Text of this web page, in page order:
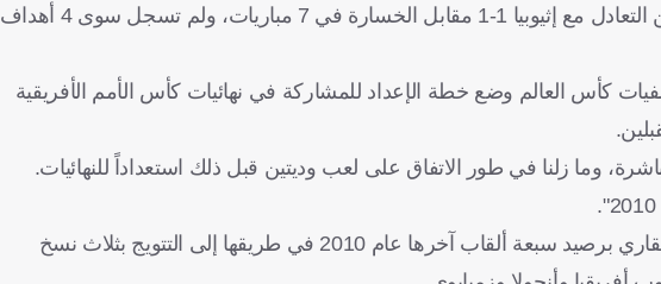
وتحتل جيبوتي المركز الأخير في المجموعة برصيد نقطة واحدة من التعادل مع إثيوبيا 1-1 مقابل الخسارة في 7 مباريات، ولم تسجل سوى 4 أهداف
كأس العالم وضع خطة الإعداد للمشاركة في نهائيات كأس الأمم الأفريقية
وما زلنا في طور الاتفاق على لعب وديتين قبل ذلك استعداداً للنهائيات.
وتلعب مصر، حاملة الرقم القياسي في عدد الألقاب في العرس القاري برصيد سبعة ألقاب آخرها عام 2010 في طريقها إلى التتويج بثلاث نسخ